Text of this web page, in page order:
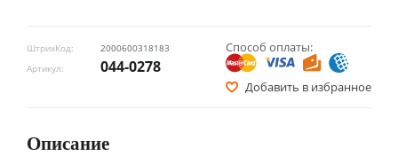
ШтрихКод:
2000600318183
Артикул:
044-0278
Способ оплаты:
Добавить в избранное
Описание